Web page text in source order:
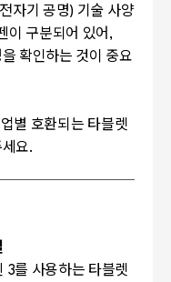
자기 공명) 기술 사양
이 구분되어 있어,
확인하는 것이 중요
별 호환되는 타블렛
요.
3를 사용하는 타블렛